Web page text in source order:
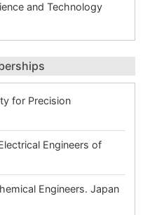
and Technology
for Precision
Engineers of
Engineers. Japan